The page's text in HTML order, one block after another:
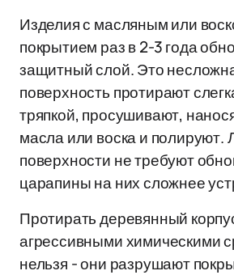
Изделия с масляным или
покрытием раз в 2-3 года
защитный слой. Это
поверхность протирают
тряпкой, просушивают,
масла или воска и полируют.
поверхности не требуют
царапины на них сложнее
Протирать деревянный
агрессивными химическими
нельзя - они разрушают